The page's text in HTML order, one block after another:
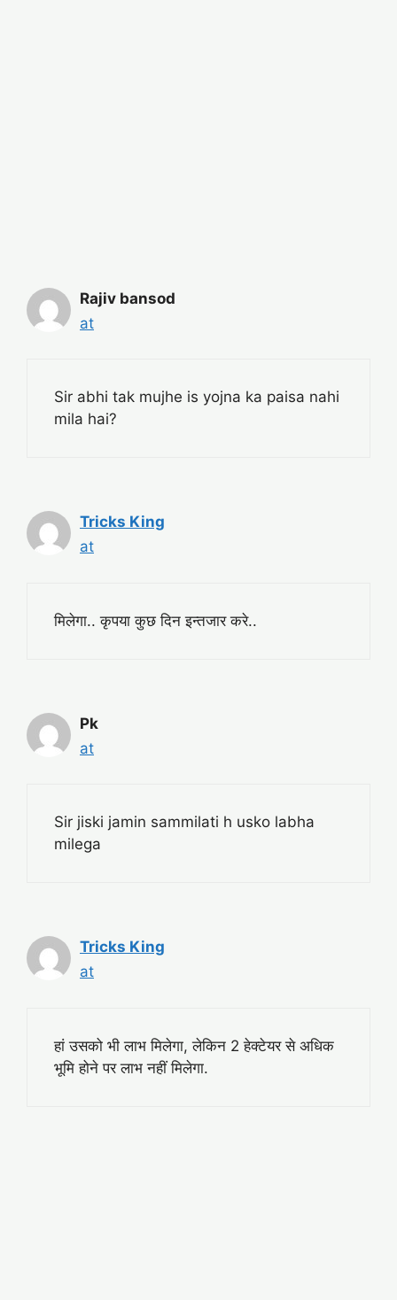
Rajiv bansod
at
Sir abhi tak mujhe is yojna ka paisa nahi
mila hai?
Tricks King
at
मिलेगा.. कृपया कुछ दिन इन्तजार करे..
Pk
at
Sir jiski jamin sammilati h usko labha
milega
Tricks King
at
हां उसको भी लाभ मिलेगा, लेकिन 2 हेक्टेयर से अधिक
भूमि होने पर लाभ नहीं मिलेगा.